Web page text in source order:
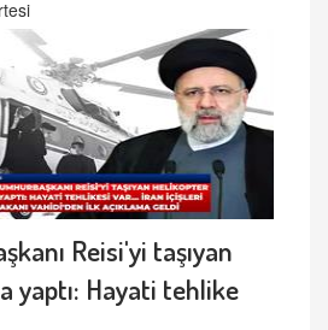
Reisi'yi taşıyan
yaptı: Hayati tehlike